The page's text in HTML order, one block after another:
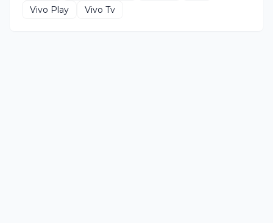
Vivo Play
Vivo Tv